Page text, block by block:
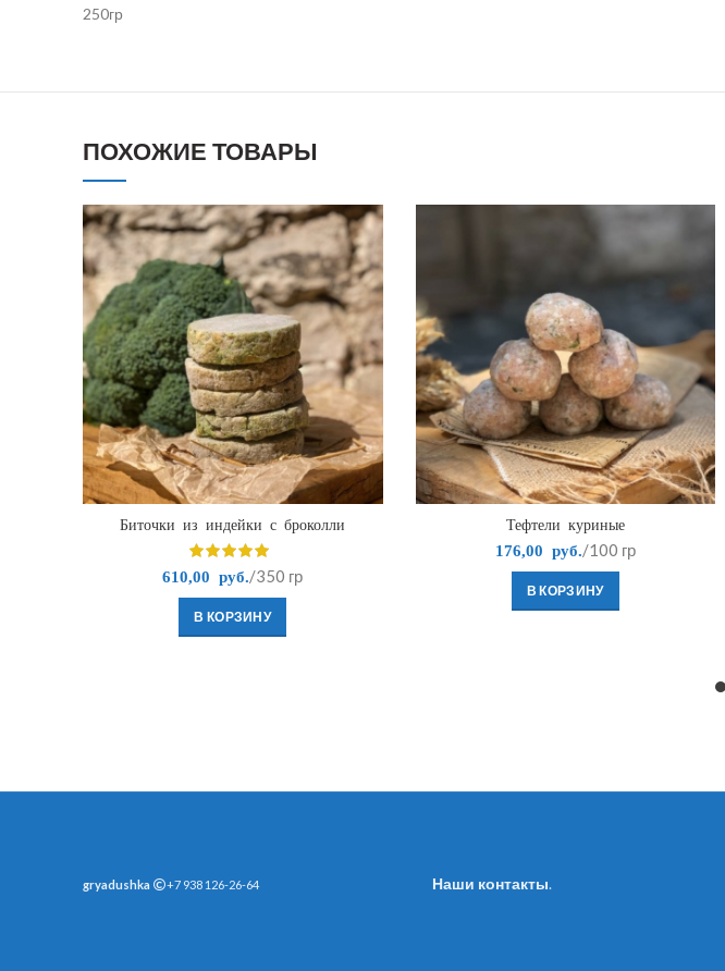
250гр
ПОХОЖИЕ ТОВАРЫ
Биточки из индейки с броколли
610,00 руб. /350 гр
В КОРЗИНУ
Тефтели куриные
176,00 руб. /100 гр
В КОРЗИНУ
gryadushka +7 938 126-26-64 Наши контакты.